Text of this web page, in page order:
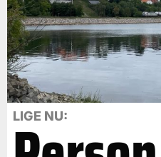
LIGE NU: